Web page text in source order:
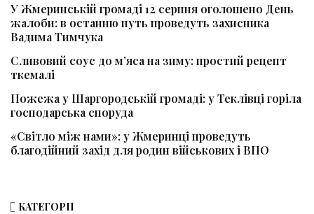
У Жмеринській громаді 12 серпня оголошено День
жалоби: в останню путь проведуть захисника
Вадима Тимчука
Сливовий соус до м’яса на зиму: простий рецепт
ткемалі
Пожежа у Шаргородській громаді: у Теклівці горіла
господарська споруда
«Світло між нами»: у Жмеринці проведуть
благодійний захід для родин військових і ВПО
КАТЕГОРІЇ